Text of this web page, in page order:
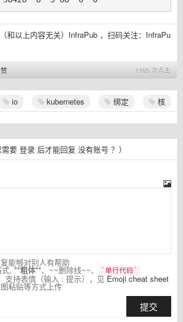
和以上内容无关）InfraPub ，扫码关注： InfraPu
1165 次点击
赞
io kubernetes 绑定 核
需要 登录 后才能回复 没有账号 ？）
能够对别人有帮助
式,**粗体**、~~删除线~~、 `单行代码`
支持表情（输入 : 提示），见 Emoji cheat sheet
粘贴等方式上传
提交